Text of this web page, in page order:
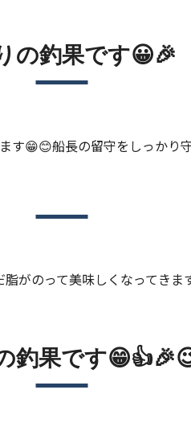
の釣果です😀🎉
す😁😊船長の留守をしっかり
がのって美味しくなってきま
釣果です